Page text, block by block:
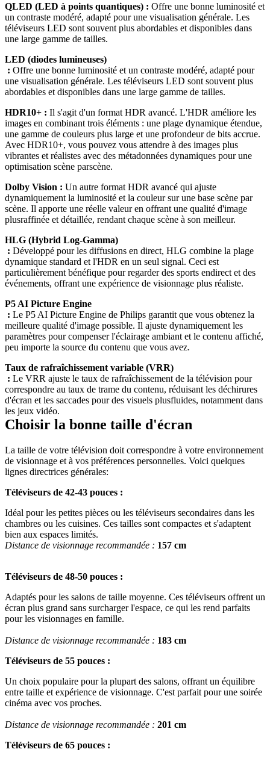
QLED (LED à points quantiques) : Offre une bonne luminosité et
un contraste modéré, adapté pour une visualisation générale. Les
téléviseurs LED sont souvent plus abordables et disponibles dans
LED (diodes lumineuses)
: Offre une bonne luminosité et un contraste modéré, adapté pour
une visualisation générale. Les téléviseurs LED sont souvent plus
HDR10+ : Il s'agit d'un format HDR avancé. L'HDR améliore les
images en combinant trois éléments : une plage dynamique étendue,
une gamme de couleurs plus large et une profondeur de bits accrue.
Avec HDR10+, vous pouvez vous attendre à des images plus
vibrantes et réalistes avec des métadonnées dynamiques pour une
Dolby Vision : Un autre format HDR avancé qui ajuste
dynamiquement la luminosité et la couleur sur une base scène par
scène. Il apporte une réelle valeur en offrant une qualité d'image
HLG (Hybrid Log-Gamma)
: Développé pour les diffusions en direct, HLG combine la plage
dynamique standard et l'HDR en un seul signal. Ceci est
particulièrement bénéfique pour regarder des sports endirect et des
P5 AI Picture Engine
: Le P5 AI Picture Engine de Philips garantit que vous obtenez la
meilleure qualité d'image possible. Il ajuste dynamiquement les
paramètres pour compenser l'éclairage ambiant et le contenu affiché,
Taux de rafraîchissement variable (VRR)
: Le VRR ajuste le taux de rafraîchissement de la télévision pour
correspondre au taux de trame du contenu, réduisant les déchirures
d'écran et les saccades pour des visuels plusfluides, notamment dans
La taille de votre télévision doit correspondre à votre environnement
de visionnage et à vos préférences personnelles. Voici quelques
Téléviseurs de 42-43 pouces :
Idéal pour les petites pièces ou les téléviseurs secondaires dans les
chambres ou les cuisines. Ces tailles sont compactes et s'adaptent
bien aux espaces limités.
Distance de visionnage recommandée : 157 cm
Téléviseurs de 48-50 pouces :
Adaptés pour les salons de taille moyenne. Ces téléviseurs offrent un
écran plus grand sans surcharger l'espace, ce qui les rend parfaits
Distance de visionnage recommandée : 183 cm
Téléviseurs de 55 pouces :
Un choix populaire pour la plupart des salons, offrant un équilibre
entre taille et expérience de visionnage. C'est parfait pour une soirée
Distance de visionnage recommandée : 201 cm
Téléviseurs de 65 pouces :